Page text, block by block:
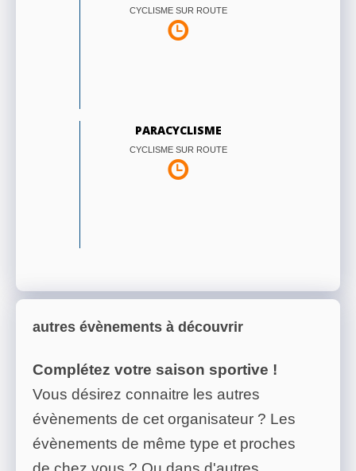
CYCLISME SUR ROUTE
PARACYCLISME
CYCLISME SUR ROUTE
autres évènements à découvrir
Complétez votre saison sportive !
Vous désirez connaitre les autres
évènements de cet organisateur ? Les
évènements de même type et proches